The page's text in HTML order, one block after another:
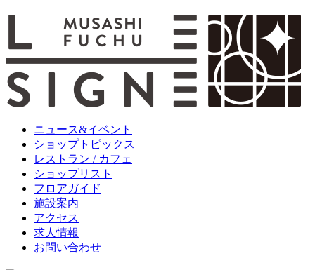
ニュース&イベント
ショップトピックス
レストラン / カフェ
ショップリスト
フロアガイド
施設案内
アクセス
求人情報
お問い合わせ